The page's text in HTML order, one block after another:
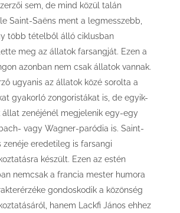
sem, de mind közül talán
Saint-Saëns ment a legmesszebb,
több tételből álló ciklusban
meg az állatok farsangját. Ezen a
azonban nem csak állatok vannak.
ugyanis az állatok közé sorolta a
gyakorló zongoristákat is, de egyik-
állat zenéjénél megjelenik egy-egy
vagy Wagner-paródia is. Saint-
zenéje eredetileg is farsangi
készült. Ezen az estén
nemcsak a francia mester humora
gondoskodik a közönség
hanem Lackfi János ehhez